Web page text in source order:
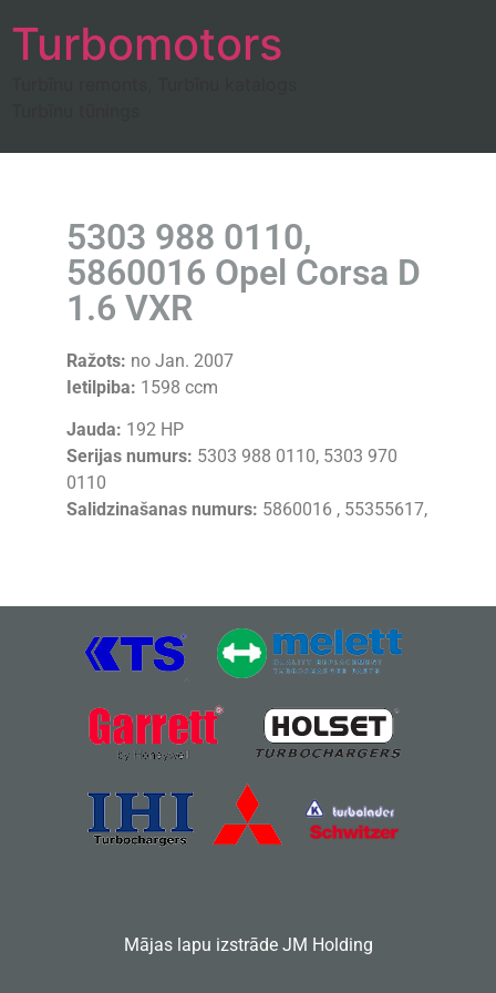
Turbomotors
5303 988 0110,
5860016 Opel Corsa D
1.6 VXR
Ražots: no Jan. 2007
Ietilpiba: 1598 ccm
Jauda: 192 HP
Serijas numurs: 5303 988 0110, 5303 970
0110
Salidzinašanas numurs: 5860016 , 55355617,
Mājas lapu izstrādeJM Holding